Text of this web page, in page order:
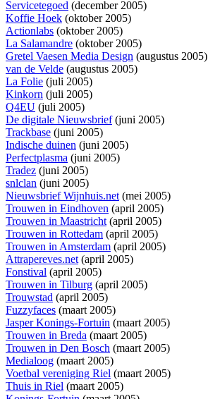
Servicetegoed (december 2005)
Koffie Hoek (oktober 2005)
Actionlabs (oktober 2005)
La Salamandre (oktober 2005)
Gretel Vaesen Media Design (augustus 2005)
van de Velde (augustus 2005)
La Folie (juli 2005)
Kinkorn (juli 2005)
Q4EU (juli 2005)
De digitale Nieuwsbrief(juni 2005)
Trackbase (juni 2005)
Indische duinen (juni 2005)
Perfectplasma (juni 2005)
Tradez (juni 2005)
snlclan (juni 2005)
Nieuwsbrief Wijnhuis.net(mei 2005)
Trouwen in Eindhoven (april 2005)
Trouwen in Maastricht(april 2005)
Trouwen in Rottedam (april 2005)
Trouwen in Amsterdam (april 2005)
Attrapereves.net(april 2005)
Fonstival (april 2005)
Trouwen in Tilburg (april 2005)
Trouwstad (april 2005)
Fuzzyfaces (maart 2005)
Jasper Konings-Fortuin (maart 2005)
Trouwen in Breda (maart 2005)
Trouwen in Den Bosch (maart 2005)
Medialoog (maart 2005)
Voetbal vereniging Riel (maart 2005)
Thuis in Riel (maart 2005)